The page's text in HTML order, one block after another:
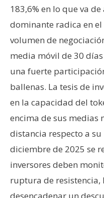
T
e
m
a
R
e
c
u
r
s
s
183,6% en lo que va
dominante radica en
volumen de
media móvil de 30
una fuerte
ballenas. La tesis de
en la capacidad del
encima de sus medias
distancia respecto a
diciembre de 2025 se
inversores deben
ruptura de resistencia,